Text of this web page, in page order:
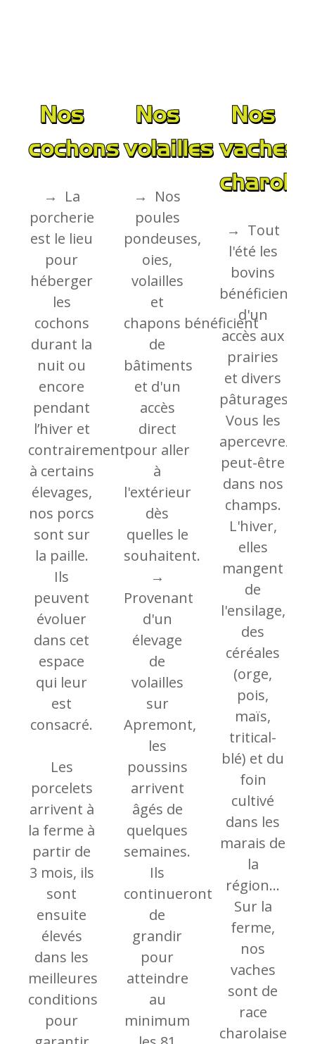
Nos
cochons
→ La
porcherie
est le lieu
pour
héberger
les
cochons
durant la
nuit ou
encore
pendant
l’hiver et
contrairement
à certains
élevages,
nos porcs
sont sur
la paille.
Ils
peuvent
évoluer
dans cet
espace
qui leur
est
consacré.
Les
porcelets
arrivent à
la ferme à
partir de
3 mois, ils
sont
ensuite
élevés
dans les
meilleures
conditions
pour
Nos
volailles
→ Nos
poules
pondeuses,
oies,
volailles
et
chapons bénéficient
de
bâtiments
et d'un
accès
direct
pour aller
à
l'extérieur
dès
quelles le
souhaitent.
→
Provenant
d'un
élevage
de
volailles
sur
Apremont,
les
poussins
arrivent
âgés de
quelques
semaines.
Ils
continueront
de
grandir
pour
atteindre
au
minimum
Nos
vaches
→ Tout
l'été les
bovins
bénéficient
d'un
accès aux
prairies
et divers
pâturages.
Vous les
apercevrez
peut-être
dans nos
champs.
L'hiver,
elles
mangent
de
l'ensilage,
des
céréales
(orge,
pois,
maïs,
tritical-
blé) et du
foin
cultivé
dans les
marais de
la
région...
Sur la
ferme,
nos
vaches
sont de
race
charolaises